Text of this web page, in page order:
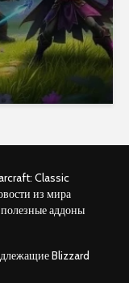
Classic
из мира
аддоны
Blizzard